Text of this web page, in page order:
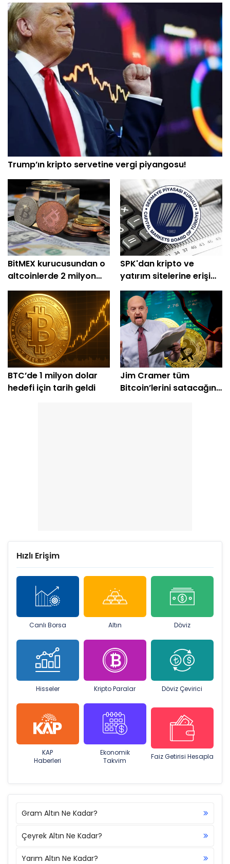
Trump’ın kripto servetine vergi piyangosu!
BitMEX kurucusundan o
altcoinlerde 2 milyon
dolarlık alım
SPK'dan kripto ve
yatırım sitelerine erişim
engeli
BTC’de 1 milyon dolar
hedefi için tarih geldi
Jim Cramer tüm
Bitcoin’lerini satacağını
Hızlı Erişim
Canlı Borsa Altın Döviz
Hisseler Kripto Paralar Döviz Çevirici
KAP
Haberleri
Ekonomik
Takvim
Faiz Getirisi Hesapla
Gram Altın Ne Kadar?
Çeyrek Altın Ne Kadar?
Yarım Altın Ne Kadar?